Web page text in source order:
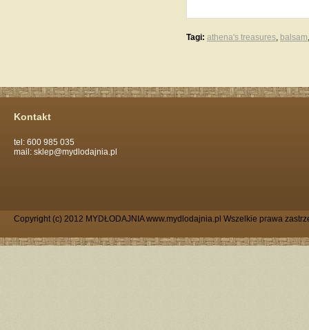
Tagi: athena's treasures, balsam
Kontakt
tel: 600 985 035
mail: sklep@mydlodajnia.pl
Copyright (c) 2012 MYDŁODAJNIA www.mydlodajnia.pl Wszelkie prawa